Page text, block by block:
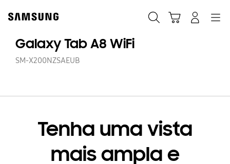
content
accessibility
Galaxy Tab A8 WiFi
SM-X200NZSAEUB
Tenha uma vista
mais ampla e